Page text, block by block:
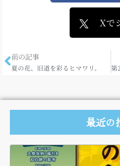
Xで
前の記事
夏の花、旧道を彩るヒマワリ。
最近の